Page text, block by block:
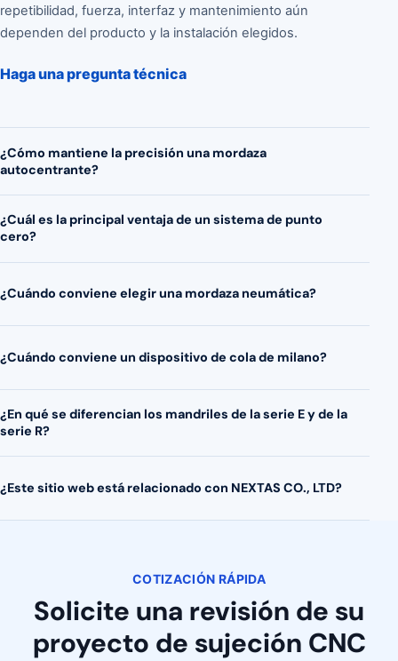
repetibilidad, fuerza, interfaz y mantenimiento aún
dependen del producto y la instalación elegidos.
Haga una pregunta técnica
¿Cómo mantiene la precisión una mordaza
autocentrante?
¿Cuál es la principal ventaja de un sistema de punto
cero?
¿Cuándo conviene elegir una mordaza neumática?
¿Cuándo conviene un dispositivo de cola de milano?
¿En qué se diferencian los mandriles de la serie E y de la
serie R?
¿Este sitio web está relacionado con NEXTAS CO., LTD?
COTIZACIÓN RÁPIDA
Solicite una revisión de su
proyecto de sujeción CNC